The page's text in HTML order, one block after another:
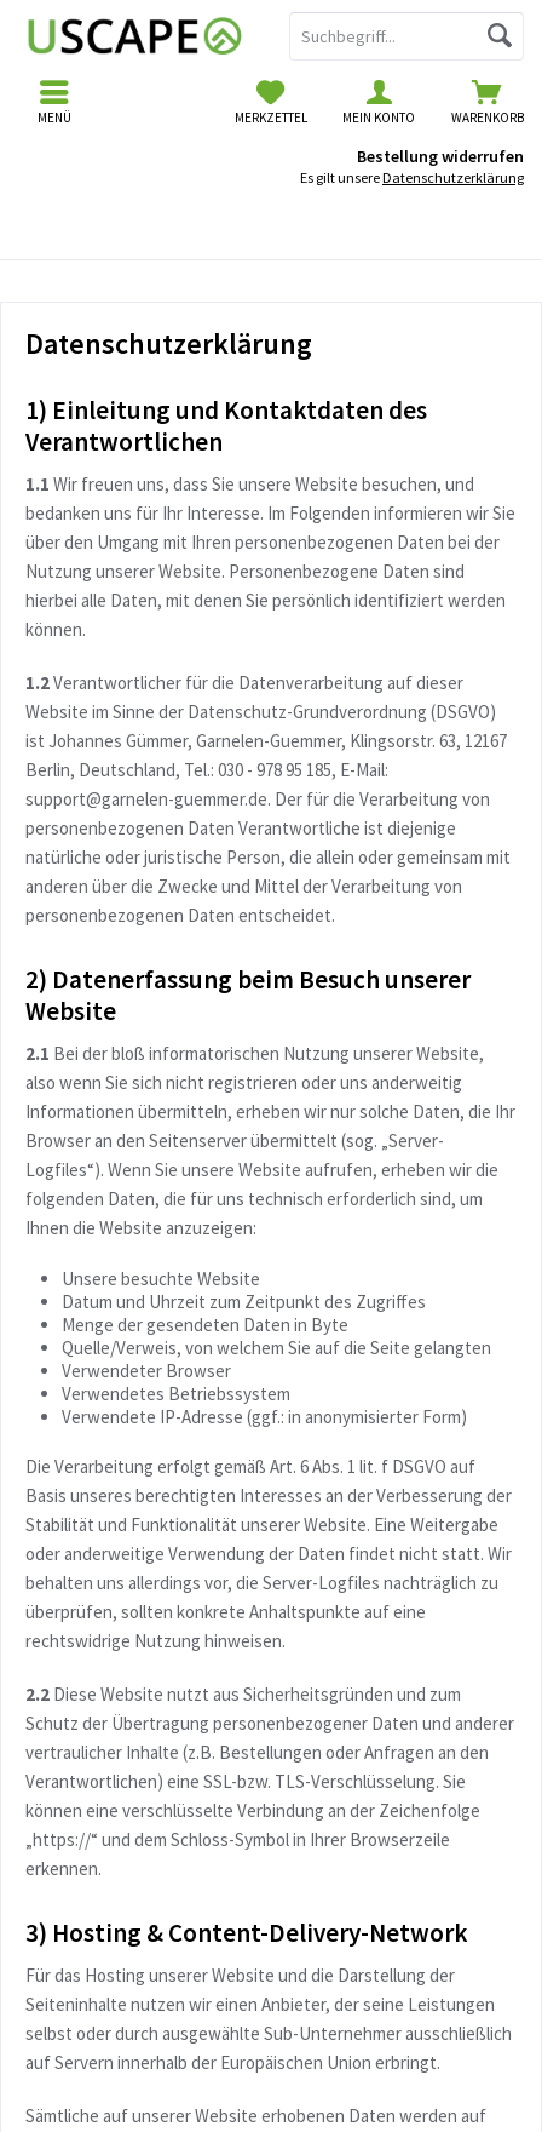
WARENKORB
MERKZETTEL MEIN KONTO
MENÜ
Bestellung widerrufen
Es gilt unsereDatenschutzerklärung
Datenschutzerklärung
1) Einleitung und Kontaktdaten des
Verantwortlichen
1.1 Wir freuen uns, dass Sie unsere Website besuchen, und
bedanken uns für Ihr Interesse. Im Folgenden informieren wir Sie
über den Umgang mit Ihren personenbezogenen Daten bei der
Nutzung unserer Website. Personenbezogene Daten sind
hierbei alle Daten, mit denen Sie persönlich identifiziert werden
können.
1.2Verantwortlicher für die Datenverarbeitung auf dieser
Website im Sinne der Datenschutz-Grundverordnung (DSGVO)
ist Johannes Gümmer, Garnelen-Guemmer, Klingsorstr. 63, 12167
Berlin, Deutschland, Tel.: 030 - 978 95 185, E-Mail:
support@garnelen-guemmer.de. Der für die Verarbeitung von
personenbezogenen Daten Verantwortliche ist diejenige
natürliche oder juristische Person, die allein oder gemeinsam mit
anderen über die Zwecke und Mittel der Verarbeitung von
personenbezogenen Daten entscheidet.
2) Datenerfassung beim Besuch unserer
Website
2.1 Bei der bloß informatorischen Nutzung unserer Website,
also wenn Sie sich nicht registrieren oder uns anderweitig
Informationen übermitteln, erheben wir nur solche Daten, die Ihr
Browser an den Seitenserver übermittelt (sog. „Server-
Logfiles“). Wenn Sie unsere Website aufrufen, erheben wir die
folgenden Daten, die für uns technisch erforderlich sind, um
Ihnen die Website anzuzeigen:
Unsere besuchte Website
Datum und Uhrzeit zum Zeitpunkt des Zugriffes
Menge der gesendeten Daten in Byte
Quelle/Verweis, von welchem Sie auf die Seite gelangten
Verwendeter Browser
Verwendetes Betriebssystem
Verwendete IP-Adresse (ggf.: in anonymisierter Form)
Die Verarbeitung erfolgt gemäß Art. 6 Abs. 1 lit. f DSGVO auf
Basis unseres berechtigten Interesses an der Verbesserung der
Stabilität und Funktionalität unserer Website. Eine Weitergabe
oder anderweitige Verwendung der Daten findet nicht statt. Wir
behalten uns allerdings vor, die Server-Logfiles nachträglich zu
überprüfen, sollten konkrete Anhaltspunkte auf eine
rechtswidrige Nutzung hinweisen.
2.2 Diese Website nutzt aus Sicherheitsgründen und zum
Schutz der Übertragung personenbezogener Daten und anderer
vertraulicher Inhalte (z.B. Bestellungen oder Anfragen an den
Verantwortlichen) eine SSL-bzw. TLS-Verschlüsselung. Sie
können eine verschlüsselte Verbindung an der Zeichenfolge
„https://“ und dem Schloss-Symbol in Ihrer Browserzeile
erkennen.
3) Hosting & Content-Delivery-Network
Für das Hosting unserer Website und die Darstellung der
Seiteninhalte nutzen wir einen Anbieter, der seine Leistungen
selbst oder durch ausgewählte Sub-Unternehmer ausschließlich
auf Servern innerhalb der Europäischen Union erbringt.
Sämtliche auf unserer Website erhobenen Daten werden auf